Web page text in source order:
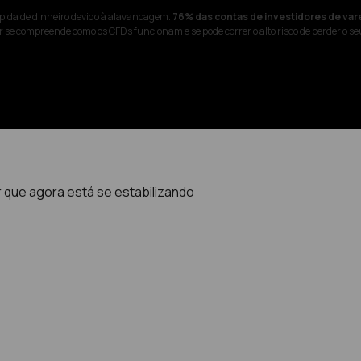
de dinheiro devido à alavancagem. 76% das contas de investidores de
compreende como os CFDs funcionam e se pode correr o alto risco de perder o